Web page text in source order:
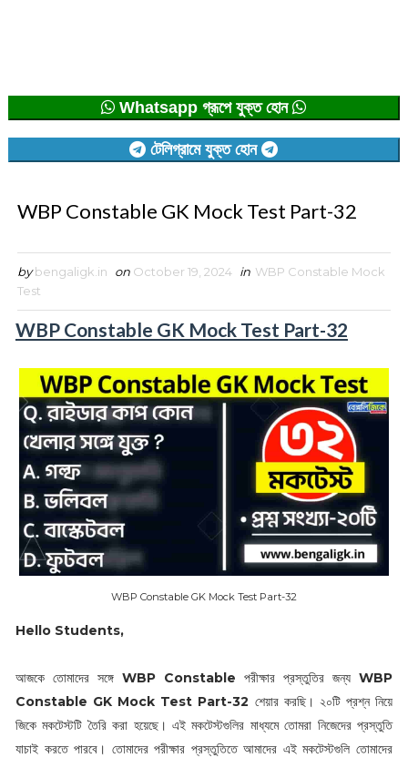
Whatsapp গ্রূপে যুক্ত হোন
টেলিগ্রামে যুক্ত হোন
WBP Constable GK Mock Test Part-32
by bengaligk.in on October 19, 2024 in WBP Constable Mock
Test
WBP Constable GK Mock Test Part-32
WBP Constable GK Mock Test Part-32
Hello Students,
আজকে তোমাদের সঙ্গে WBP Constableপরীক্ষার প্রস্তুতির জন্যWBP
Constable GK Mock Test Part-32 শেয়ার করছি। ২০টি প্রশ্ন নিয়ে
জিকে মকটেস্টটি তৈরি করা হয়েছে। এই মকটেস্টগুলির মাধ্যমে তোমরা নিজেদের প্রস্তুতি
যাচাই করতে পারবে। তোমাদের পরীক্ষার প্রস্তুতিতে আমাদের এই মকটেস্টগুলি তোমাদের